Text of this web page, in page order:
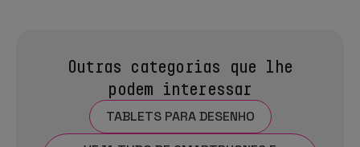
Outras categorias que lhe
podem interessar
TABLETS PARA DESENHO